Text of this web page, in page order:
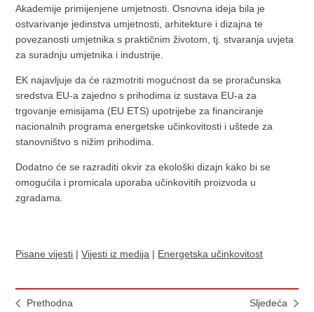
Akademije primijenjene umjetnosti. Osnovna ideja bila je
ostvarivanje jedinstva umjetnosti, arhitekture i dizajna te
povezanosti umjetnika s praktičnim životom, tj. stvaranja uvjeta
za suradnju umjetnika i industrije.
EK najavljuje da će razmotriti mogućnost da se proračunska
sredstva EU-a zajedno s prihodima iz sustava EU-a za
trgovanje emisijama (EU ETS) upotrijebe za financiranje
nacionalnih programa energetske učinkovitosti i uštede za
stanovništvo s nižim prihodima.
Dodatno će se razraditi okvir za ekološki dizajn kako bi se
omogućila i promicala uporaba učinkovitih proizvoda u
zgradama.
Pisane vijesti |Vijesti iz medija | Energetska učinkovitost
Prethodna
Sljedeća